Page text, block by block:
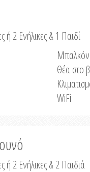
ή 2 Ενήλικες & 1 Παιδί
Θέα στο
WiFi
ή 2 Ενήλικες & 2 Παιδιά